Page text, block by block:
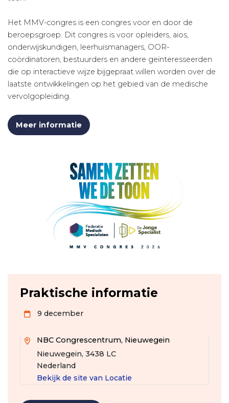
Het MMV-congres is een congres voor en door de
beroepsgroep. Dit congres is voor opleiders, aios,
onderwijskundigen, leerhuismanagers, OOR-
coördinatoren, bestuurders en andere geïnteresseerden
die op interactieve wijze bijgepraat willen worden over de
laatste ontwikkelingen op het gebied van de medische
vervolgopleiding.
Meer informatie
Praktische informatie
9 december
NBC Congrescentrum, Nieuwegein
Nieuwegein, 3438 LC
Nederland
Bekijk de site van Locatie